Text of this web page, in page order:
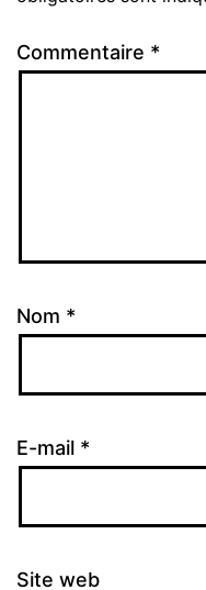
Commentaire *
Nom *
E-mail *
Site web